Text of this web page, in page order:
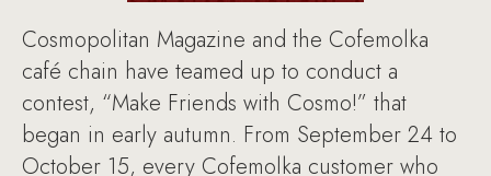
Cosmopolitan Magazine and the Cofemolka
café chain have teamed up to conduct a
contest, “Make Friends with Cosmo!” that
began in early autumn. From September 24 to
October 15, every Cofemolka customer who